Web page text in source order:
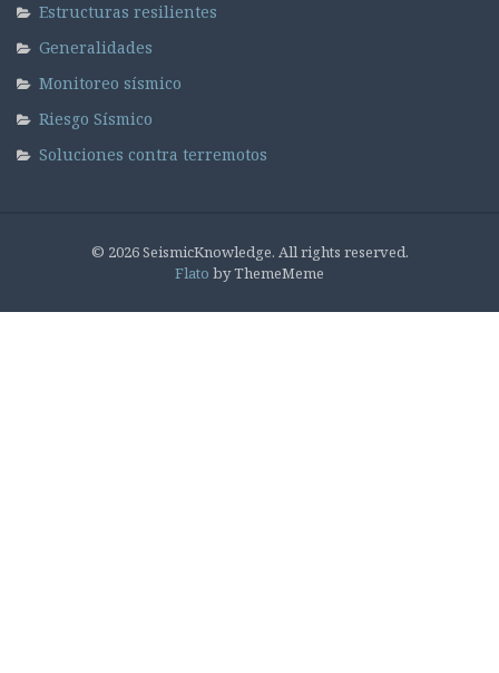
Estructuras resilientes
Generalidades
Monitoreo sísmico
Riesgo Sísmico
Soluciones contra terremotos
© 2026 SeismicKnowledge. All rights reserved.
Flato by ThemeMeme